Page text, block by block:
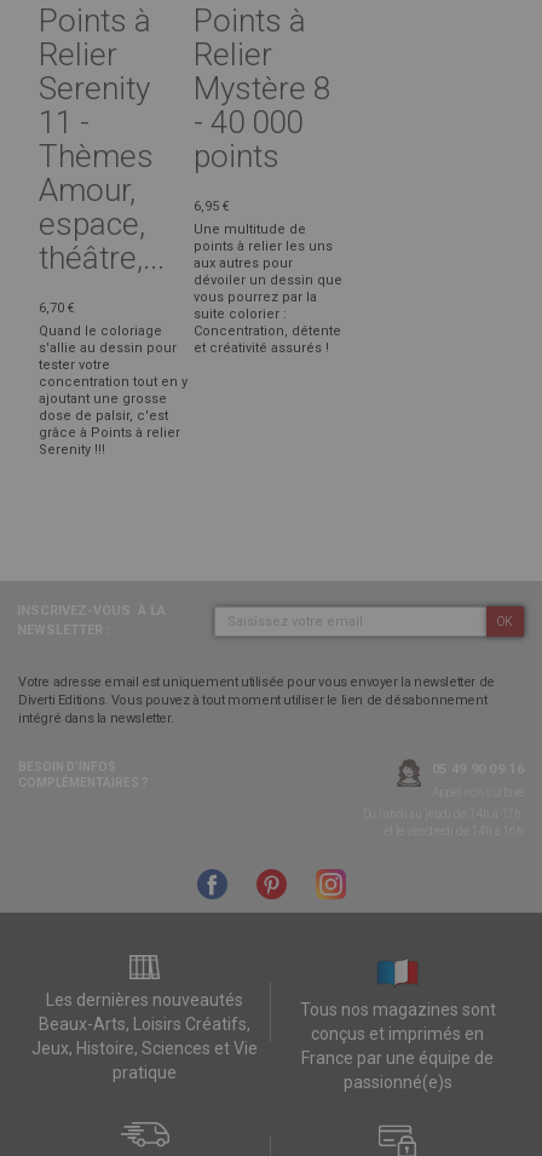
Points à
Relier
Serenity
11 -
Thèmes
Amour,
espace,
théâtre,...
6,70 €
Quand le coloriage
s'allie au dessin pour
tester votre
concentration tout en y
ajoutant une grosse
dose de palsir, c'est
grâce à Points à relier
Serenity !!!
Points à
Relier
Mystère 8
- 40 000
points
6,95 €
Une multitude de
points à relier les uns
aux autres pour
dévoiler un dessin que
vous pourrez par la
suite colorier :
Concentration, détente
et créativité assurés !
OK
Votre adresse email est uniquement utilisée pour vous envoyer la newsletter de
Diverti Editions. Vous pouvez à tout moment utiliser le lien de désabonnement
intégré dans la newsletter.
Les dernières nouveautés
Beaux-Arts, Loisirs Créatifs,
Jeux, Histoire, Sciences et Vie
pratique
Tous nos magazines sont
conçus et imprimés en
France par une équipe de
passionné(e)s